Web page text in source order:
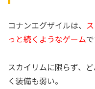
コナンエグザイルは、
っと続くようなゲームで
スカイリムに限らず、
く装備も弱い。